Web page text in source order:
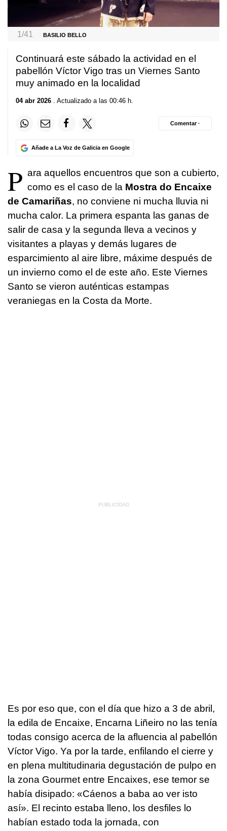
1/41 BASILIO BELLO
Continuará este sábado la actividad en el
pabellón Víctor Vigo tras un Viernes Santo
muy animado en la localidad
04 abr 2026 . Actualizado a las 00:46 h.
Añade a La Voz de Galicia en Google
Comentar ·
P ara aquellos encuentros que son a cubierto,
como es el caso de la Mostra do Encaixe
de Camariñas, no conviene ni mucha lluvia ni
mucha calor. La primera espanta las ganas de
salir de casa y la segunda lleva a vecinos y
visitantes a playas y demás lugares de
esparcimiento al aire libre, máxime después de
un invierno como el de este año. Este Viernes
Santo se vieron auténticas estampas
veraniegas en la Costa da Morte.
Es por eso que, con el día que hizo a 3 de abril,
la edila de Encaixe, Encarna Liñeiro no las tenía
todas consigo acerca de la afluencia al pabellón
Víctor Vigo. Ya por la tarde, enfilando el cierre y
en plena multitudinaria degustación de pulpo en
la zona Gourmet entre Encaixes, ese temor se
había disipado: «Cáenos a baba ao ver isto
así». El recinto estaba lleno, los desfiles lo
habían estado toda la jornada, con